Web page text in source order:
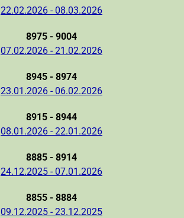
22.02.2026 - 08.03.2026
8975 - 9004
07.02.2026 - 21.02.2026
8945 - 8974
23.01.2026 - 06.02.2026
8915 - 8944
08.01.2026 - 22.01.2026
8885 - 8914
24.12.2025 - 07.01.2026
8855 - 8884
09.12.2025 - 23.12.2025